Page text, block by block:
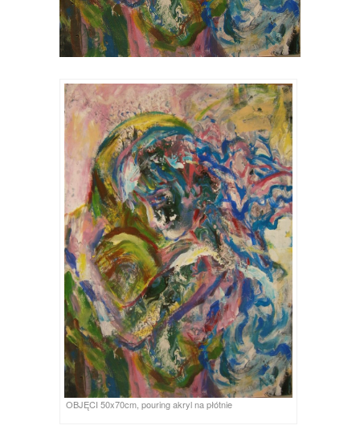
OBJĘCI 50x70cm, pouring akryl na płótnie